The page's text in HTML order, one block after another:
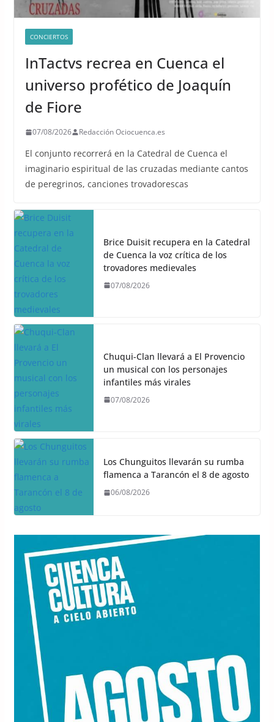
CONCIERTOS
InTactvs recrea en Cuenca el
universo profético de Joaquín
de Fiore
07/08/2026 Redacción Ociocuenca.es
El conjunto recorrerá en la Catedral de Cuenca el
imaginario espiritual de las cruzadas mediante cantos
de peregrinos, canciones trovadorescas
Brice Duisit recupera en la Catedral
de Cuenca la voz crítica de los
trovadores medievales
07/08/2026
Chuqui-Clan llevará a El Provencio
un musical con los personajes
infantiles más virales
07/08/2026
Los Chunguitos llevarán su rumba
flamenca a Tarancón el 8 de agosto
06/08/2026